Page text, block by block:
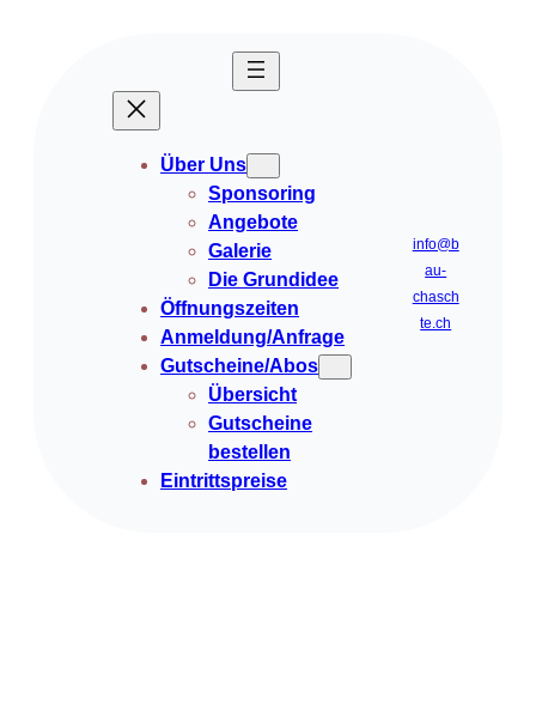
Über Uns
Sponsoring
Angebote
Galerie
Die Grundidee
Öffnungszeiten
Anmeldung/Anfrage
Gutscheine/Abos
Übersicht
Gutscheine
bestellen
Eintrittspreise
info@b
au-
chasch
te.ch